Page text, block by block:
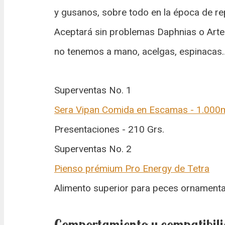
y gusanos, sobre todo en la época de
Aceptará sin problemas Daphnias o
no tenemos a mano, acelgas,
Superventas No. 1
Sera Vipan Comida en Escamas -
Presentaciones - 210 Grs.
Superventas No. 2
Pienso prémium Pro Energy de Tetra
Alimento superior para peces